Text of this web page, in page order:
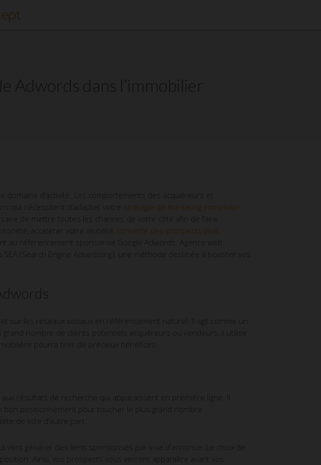
Adwords dans l’immobilier
domaine d’activité. Les comportements des acquéreurs et
qui nécessitent d’adapter votre stratégie de marketing immobilier
de mettre toutes les chances de votre côté afin de faire
accélérer votre visibilité, convertir des prospects plus
au référencement sponsorisé Google Adwords. Agence web
(Search Engine Advertising), une méthode destinée à booster vos
les réseaux sociaux en référencement naturel. Il agit comme un
nombre de clients potentiels acquéreurs ou vendeurs, il utilise
pourra tirer de précieux bénéfices.
résultats de recherche qui apparaissent en première ligne. Il
positionnement pour toucher le plus grand nombre
de liste d’autre part.
générer des liens sponsorisés par voie d’annonce. Le choix de
Ainsi, vos prospects vous verront apparaître avant vos